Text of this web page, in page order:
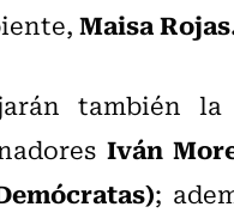
Maisa
también la
Iván
;